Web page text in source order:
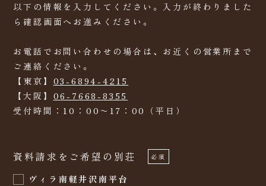
以下の情報を入力してください。入力が終わりました
ら確認画面へお進みください。
お電話でお問い合わせの場合は、お近くの営業所まで
ご連絡ください。
【東京】 03-6894-4215
【大阪】 06-7668-8355
受付時間：10：00〜17：00（平日）
資料請求をご希望の別荘 必須
ヴィラ南軽井沢南平台